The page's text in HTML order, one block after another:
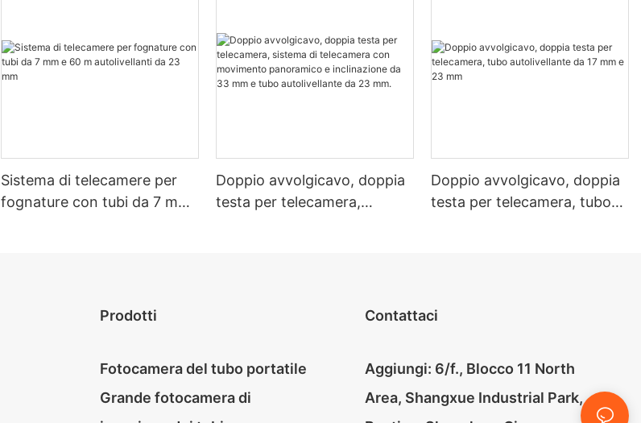
Sistema di telecamere per
fognature con tubi da 7 mm
Doppio avvolgicavo, doppia
testa per telecamera,
Doppio avvolgicavo, doppia
testa per telecamera, tubo
Prodotti
Fotocamera del tubo portatile
Grande fotocamera di
Contattaci
Aggiungi: 6/f., Blocco 11 North
Area, Shangxue Industrial Park,